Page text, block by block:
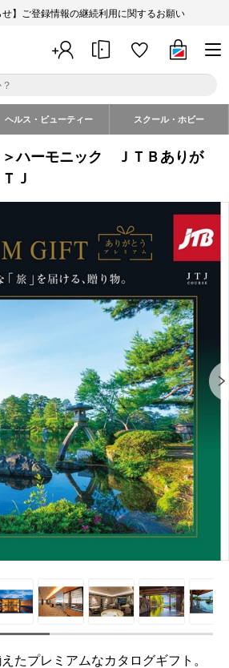
せ】ご登録情報の継続利用に関するお願い
ヘルス・ビューティー スクール・ホビー
＞ハーモニック ＪＴＢありが
Ｊ
たプレミアムなカタログギフト。